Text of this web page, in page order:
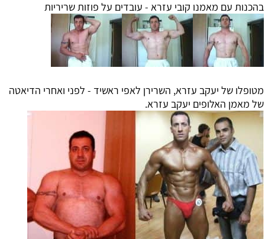
בהכנות עם מאמנו קובי עזרא - עובדים על פוזות שריריות
מטופלו של יעקב עזרא, השרירן לאפי ראשיד - לפני ואחרי הדיאטה
של מאמן האלופים יעקב עזרא.